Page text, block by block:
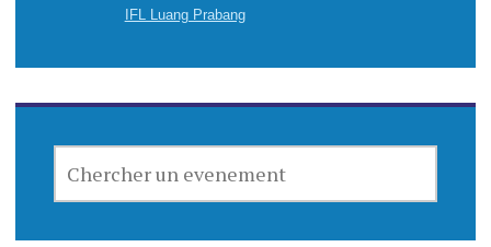
IFL Luang Prabang
UN